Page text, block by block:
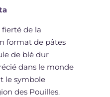
de la
format de pâtes
de blé dur
dans le monde
le symbole
des Pouilles.